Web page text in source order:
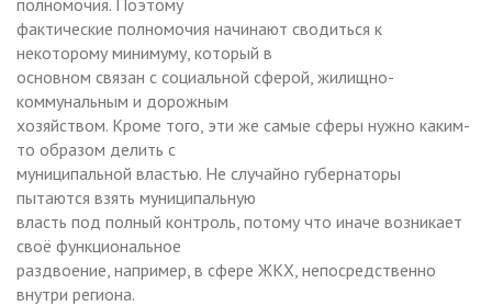
фактические полномочия начинают сводиться к
некоторому минимуму, который в
основном связан с социальной сферой, жилищно-
коммунальным и дорожным
хозяйством. Кроме того, эти же самые сферы нужно каким-
то образом делить с
муниципальной властью. Не случайно губернаторы
пытаются взять муниципальную
власть под полный контроль, потому что иначе возникает
своё функциональное
раздвоение, например, в сфере ЖКХ, непосредственно
внутри региона.